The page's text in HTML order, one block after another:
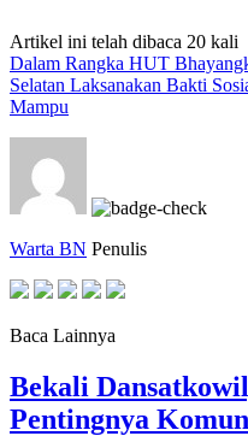
Artikel ini telah dibaca 20 kali
Dalam Rangka HUT
Selatan Laksanakan Bakti
Mampu
Warta BN Penulis
Baca Lainnya
Bekali
Pentingnya